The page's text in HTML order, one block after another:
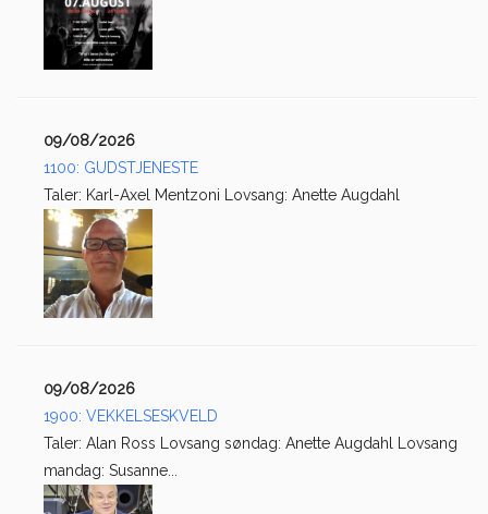
09/08/2026
1100: GUDSTJENESTE
Taler: Karl-Axel Mentzoni Lovsang: Anette Augdahl
09/08/2026
1900: VEKKELSESKVELD
Taler: Alan Ross Lovsang søndag: Anette Augdahl Lovsang
mandag: Susanne...